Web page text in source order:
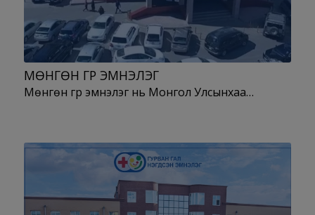
МӨНГӨН ГҮҮР ЭМНЭЛЭГ
Мөнгөн гүүр эмнэлэг нь Монгол Улсынхаа…